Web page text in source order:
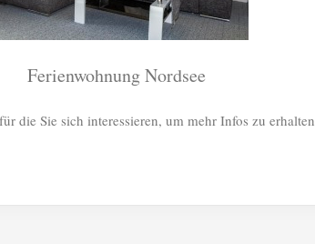
Ferienwohnung Nordsee
die Sie sich interessieren, um mehr Infos zu erhalten